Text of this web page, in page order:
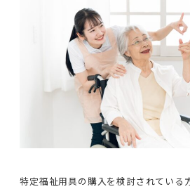
特定福祉用具の購入を検討されている